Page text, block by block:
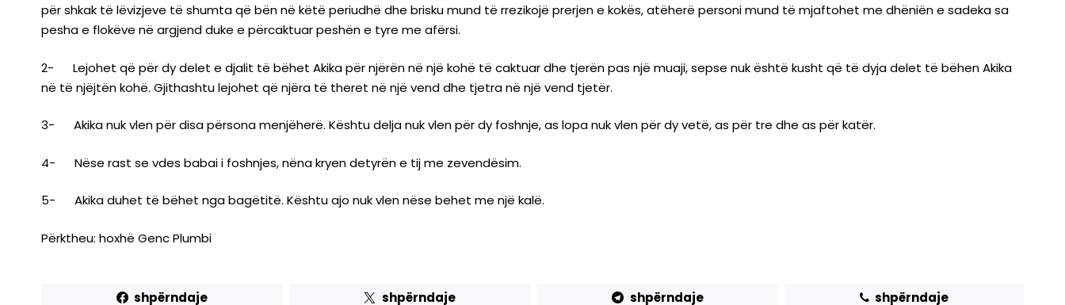
për shkak të lëvizjeve të shumta që bën në këtë periudhë dhe brisku mund të rrezikojë prerjen e kokës, atëherë personi mund të mjaftohet me dhëniën e sadeka sa
pesha e flokëve në argjend duke e përcaktuar peshën e tyre me afërsi.
2- Lejohet që për dy delet e djalit të bëhet Akika për njërën në një kohë të caktuar dhe tjerën pas një muaji, sepse nuk është kusht që të dyja delet të bëhen Akika
në të njëjtën kohë. Gjithashtu lejohet që njëra të theret në një vend dhe tjetra në një vend tjetër.
3- Akika nuk vlen për disa përsona menjëherë. Kështu delja nuk vlen për dy foshnje, as lopa nuk vlen për dy vetë, as për tre dhe as për katër.
4- Nëse rast se vdes babai i foshnjes, nëna kryen detyrën e tij me zevendësim.
5- Akika duhet të bëhet nga bagëtitë. Kështu ajo nuk vlen nëse behet me një kalë.
Përktheu: hoxhë Genc Plumbi
shpërndaje shpërndaje shpërndaje shpërndaje